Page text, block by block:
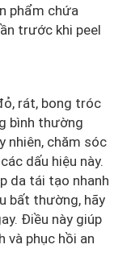
phẩm chứa
trước khi peel
rát, bong tróc
bình thường
nhiên, chăm sóc
dấu hiệu này.
da tái tạo nhanh
bất thường, hãy
Điều này giúp
và phục hồi an